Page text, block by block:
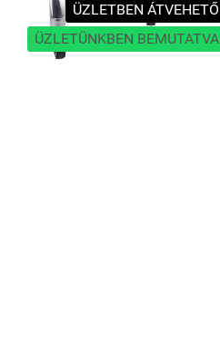
ÜZLETBEN ÁTVEHETŐ
ÜZLETÜNKBEN BEMUTATVA